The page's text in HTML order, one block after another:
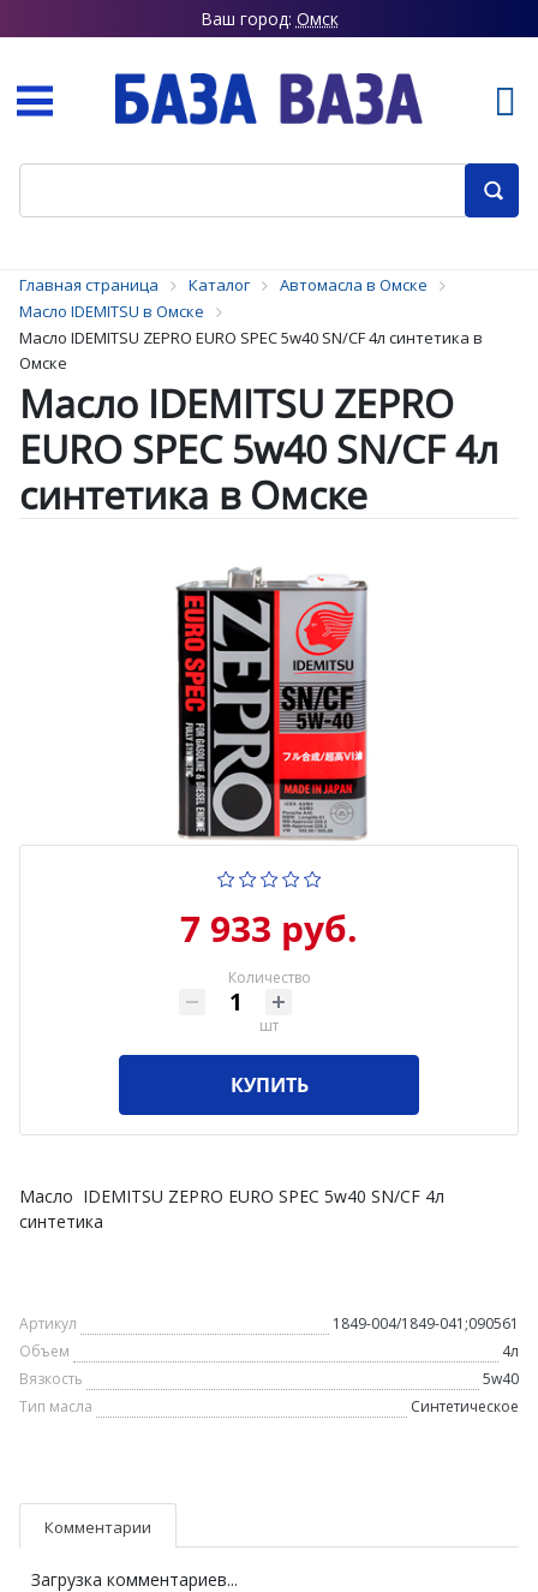
Ваш город: Омск
Главная страница Каталог
Автомасла в Омске
Масло IDEMITSU в Омске
Масло IDEMITSU ZEPRO EURO SPEC 5w40 SN/CF 4л синтетика в
Омске
Масло IDEMITSU ZEPRO
EURO SPEC 5w40 SN/CF 4л
синтетика в Омске
7 933 руб.
Количество
шт
КУПИТЬ
Масло IDEMITSU ZEPRO EURO SPEC 5w40 SN/CF 4л
синтетика
Артикул
1849-004/1849-041;090561
Объем
4л
Вязкость
5w40
Тип масла
Синтетическое
Комментарии
Загрузка комментариев...